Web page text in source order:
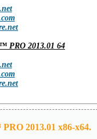
PRO 2013.01 64
2013.01 x86-x64.